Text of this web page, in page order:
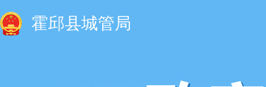
霍邱县城管局